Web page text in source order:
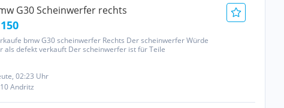
G30 Scheinwerfer rechts
bmw G30 scheinwerfer Rechts Der scheinwerfer Würde
als defekt verkauft Der scheinwerfer ist für Teile
02:23 Uhr
Andritz